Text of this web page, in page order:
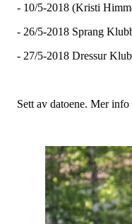
- 10/5-2018 (Kristi
- 26/5-2018 Sprang
- 27/5-2018 Dressur
Sett av datoene. Mer info